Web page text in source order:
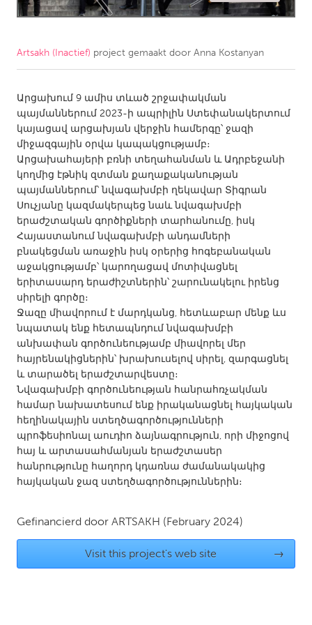
Amherstburg
Kingston
Newmarket
Ottawa
South Shore
Toronto
MALAYSIA
Kuala Lumpur
NETHERLANDS
Leiden
Rotterdam
Utrecht
QATAR
Qatar
SINGAPORE
Singapore
UNITED KINGDOM
Glasgow
Ann Arbor, MI
Austin, TX
Burlingame-San Mateo, CA
Cass Clay
Artsakh (Inactief) project gemaakt door Anna Kostanyan
Արցախում 9 ամիս տևած շրջափակման
պայմաններում 2023-ի ապրիլին Ստեփանակերտում
կայացավ արցախյան վերջին համերգը՝ ջազի
միջազգային օրվա կապակցությամբ։
Արցախահայերի բռնի տեղահանման և Ադրբեջանի
կողմից էթնիկ զտման քաղաքականության
պայմաններում՝ նվագախմբի ղեկավար Տիգրան
Սուչյանը կազմակերպեց նաև նվագախմբի
երաժշտական գործիքների տարհանումը, իսկ
Հայաստանում նվագախմբի անդամների
բնակեցման առաջին իսկ օրերից հոգեբանական
աջակցությամբ՝ կարողացավ մոտիվացնել
երիտասարդ երաժիշտներին՝ շարունակելու իրենց
սիրելի գործը։
Ջազը միավորում է մարդկանց, հետևաբար մենք ևս
նպատակ ենք հետապնդում նվագախմբի
անխափան գործունեությամբ միավորել մեր
հայրենակիցներին՝ խրախուսելով սիրել, զարգացնել
և տարածել երաժշտարվեստը։
Նվագախմբի գործունեության հանրահռչակման
համար նախատեսում ենք իրականացնել հայկական
հեղինակային ստեղծագործությունների
պրոֆեսիոնալ աուդիո ձայնագրություն, որի միջոցով
հայ և արտասահմանյան երաժշտասեր
հանրությունը հաղորդ կդառնա ժամանակակից
հայկական ջազ ստեղծագործություններին։
Gefinancierd door ARTSAKH (February 2024)
Visit this project's web site →